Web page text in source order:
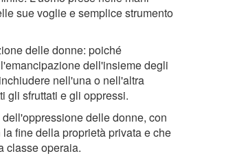
sue voglie e semplice strumento
delle donne: poiché
dell'insieme degli
nell'una o nell'altra
gli sfruttati e gli oppressi.
delle donne, con
fine della proprietà privata e che
classe operaia.